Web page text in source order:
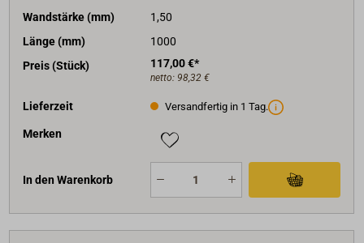
Wandstärke (mm)
1,50
Länge (mm)
1000
Preis (Stück)
117,00 €*
netto: 98,32 €
Lieferzeit Versandfertig in 1 Tag.
Merken
In den Warenkorb